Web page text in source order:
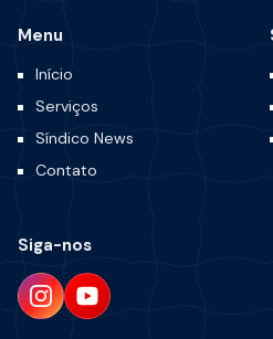
Menu
Início
Serviços
Síndico News
Contato
Siga-nos